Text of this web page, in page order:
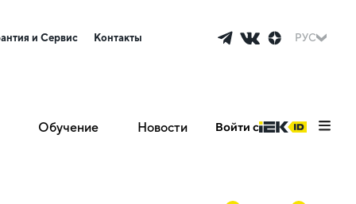
и Сервис Контакты РУС
Обучение Новости Войти с